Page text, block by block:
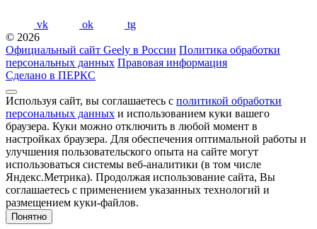
vk ok
tg
© 2026
Официальный сайт Geely в России Политика обработки
персональных данных Правовая информация
Сделано в ПЕРКС
Используя сайт, вы соглашаетесь с политикой обработки
персональных данных и использованием куки вашего
браузера. Куки можно отключить в любой момент в
настройках браузера. Для обеспечения оптимальной работы и
улучшения пользовательского опыта на сайте могут
использоваться системы веб-аналитики (в том числе
Яндекс.Метрика). Продолжая использование сайта, Вы
соглашаетесь с применением указанных технологий и
размещением куки-файлов.
Понятно